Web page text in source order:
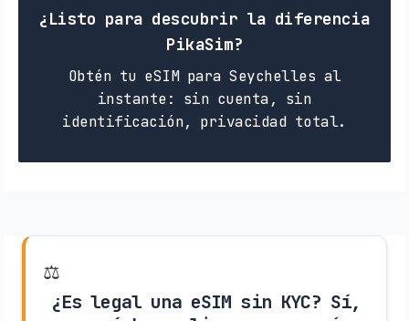
¿Listo para descubrir la diferencia
PikaSim?
Obtén tu eSIM para Seychelles al
instante: sin cuenta, sin
identificación, privacidad total.
⚖️
¿Es legal una eSIM sin KYC? Sí,